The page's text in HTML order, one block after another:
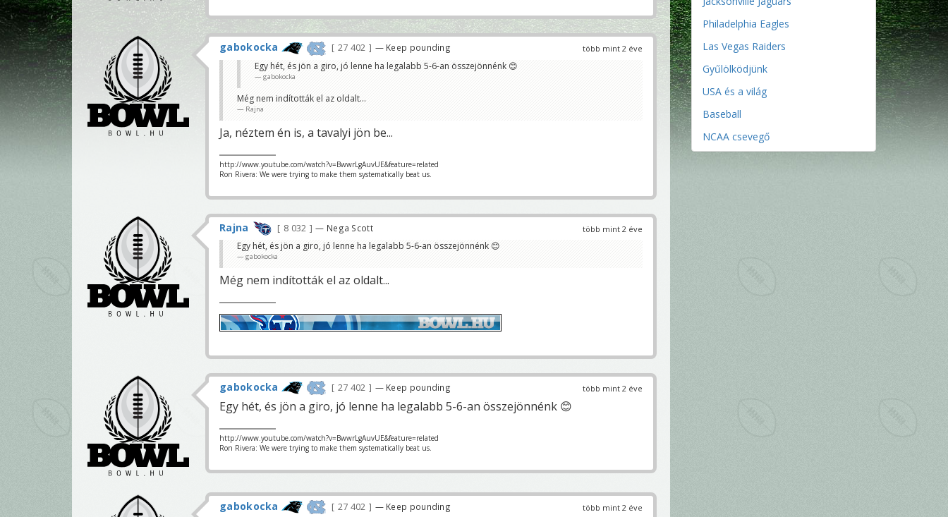
több mint 2 éve
gabokocka 27 402 — Keep pounding
Egy hét, és jön a giro, jó lenne ha legalabb 5-6-an összejönnénk 😊
gabokocka
Még nem indították el az oldalt...
Rajna
Ja, néztem én is, a tavalyi jön be...
http://www.youtube.com/watch?v=BwwrLgAuvUE&feature=related
Ron Rivera: We were trying to make them systematically beat us.
több mint 2 éve
Rajna 8 032 — Nega Scott
Egy hét, és jön a giro, jó lenne ha legalabb 5-6-an összejönnénk 😊
gabokocka
Még nem indították el az oldalt...
több mint 2 éve
gabokocka 27 402 — Keep pounding
Egy hét, és jön a giro, jó lenne ha legalabb 5-6-an összejönnénk 😊
http://www.youtube.com/watch?v=BwwrLgAuvUE&feature=related
Ron Rivera: We were trying to make them systematically beat us.
több mint 2 éve
gabokocka 27 402 — Keep pounding
Philadelphia Eagles
Las Vegas Raiders
Gyűlölködjünk
USA és a világ
Baseball
NCAA csevegő